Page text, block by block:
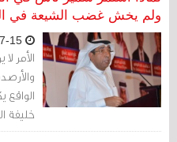
ولم يخش غضب الشيعة في
الأمر
خليفة
وسنة